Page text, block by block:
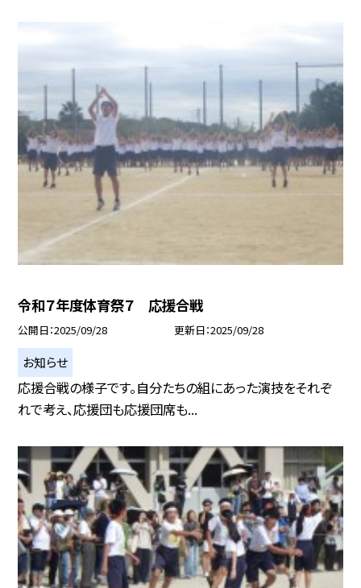
令和７年度体育祭７ 応援合戦
公開日 2025/09/28 更新日 2025/09/28
お知らせ
応援合戦の様子です。自分たちの組にあった演技をそれぞ
れで考え、応援団も応援団席も...